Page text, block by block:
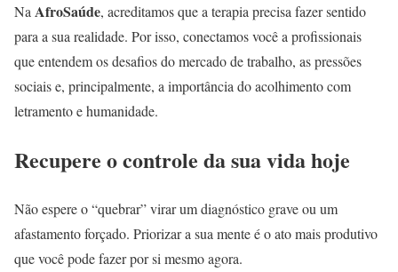
NaAfroSaúde, acreditamos que a terapia precisa fazer sentido
para a sua realidade. Por isso, conectamos você a profissionais
que entendem os desafios do mercado de trabalho, as pressões
sociais e, principalmente, a importância do acolhimento com
letramento e humanidade.
Recupere o controle da sua vida hoje
Não espere o “quebrar” virar um diagnóstico grave ou um
afastamento forçado. Priorizar a sua mente é o ato mais produtivo
que você pode fazer por si mesmo agora.